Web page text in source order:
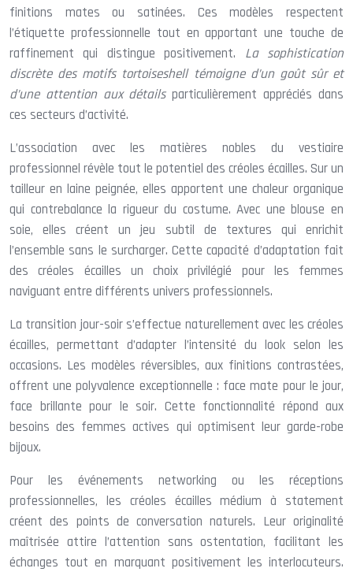
finitions mates ou satinées. Ces modèles respectent
l’étiquette professionnelle tout en apportant une touche de
raffinement qui distingue positivement. La sophistication
discrète des motifs tortoiseshell témoigne d’un goût sûr et
d’une attention aux détailsparticulièrement appréciés dans
ces secteurs d’activité.
L’association avec les matières nobles du vestiaire
professionnel révèle tout le potentiel des créoles écailles. Sur un
tailleur en laine peignée, elles apportent une chaleur organique
qui contrebalance la rigueur du costume. Avec une blouse en
soie, elles créent un jeu subtil de textures qui enrichit
l’ensemble sans le surcharger. Cette capacité d’adaptation fait
des créoles écailles un choix privilégié pour les femmes
naviguant entre différents univers professionnels.
La transition jour-soir s’effectue naturellement avec les créoles
écailles, permettant d’adapter l’intensité du look selon les
occasions. Les modèles réversibles, aux finitions contrastées,
offrent une polyvalence exceptionnelle : face mate pour le jour,
face brillante pour le soir. Cette fonctionnalité répond aux
besoins des femmes actives qui optimisent leur garde-robe
bijoux.
Pour les événements networking ou les réceptions
professionnelles, les créoles écailles médium à statement
créent des points de conversation naturels. Leur originalité
maîtrisée attire l’attention sans ostentation, facilitant les
échanges tout en marquant positivement les interlocuteurs.